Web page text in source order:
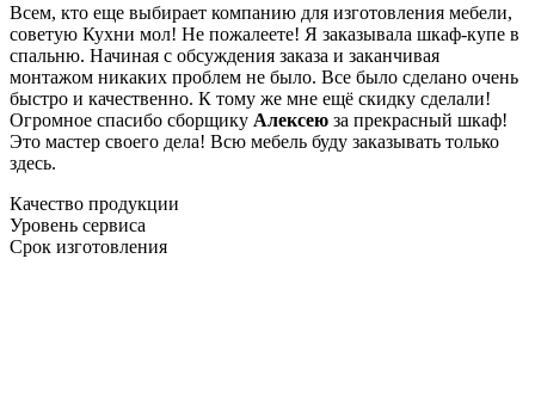
Всем, кто еще выбирает компанию для изготовления мебели,
советую Кухни мол! Не пожалеете! Я заказывала шкаф-купе в
спальню. Начиная с обсуждения заказа и заканчивая
монтажом никаких проблем не было. Все было сделано очень
быстро и качественно. К тому же мне ещё скидку сделали!
Огромное спасибо сборщику Алексею за прекрасный шкаф!
Это мастер своего дела! Всю мебель буду заказывать только
здесь.
Качество продукции
Уровень сервиса
Срок изготовления